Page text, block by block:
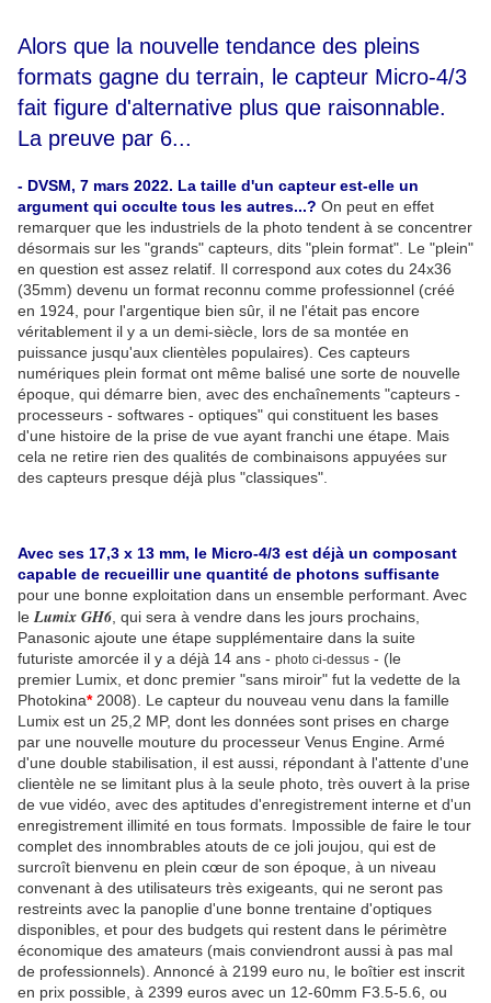
Alors que la nouvelle tendance des pleins
formats gagne du terrain, le capteur Micro-4/3
fait figure d'alternative plus que raisonnable.
La preuve par 6...
- DVSM, 7 mars 2022. La taille d'un capteur est-elle un
argument qui occulte tous les autres...? On peut en effet
remarquer que les industriels de la photo tendent à se concentrer
désormais sur les "grands" capteurs, dits "plein format". Le "plein"
en question est assez relatif. Il correspond aux cotes du 24x36
(35mm) devenu un format reconnu comme professionnel (créé
en 1924, pour l'argentique bien sûr, il ne l'était pas encore
véritablement il y a un demi-siècle, lors de sa montée en
puissance jusqu'aux clientèles populaires). Ces capteurs
numériques plein format ont même balisé une sorte de nouvelle
époque, qui démarre bien, avec des enchaînements "capteurs -
processeurs - softwares - optiques" qui constituent les bases
d'une histoire de la prise de vue ayant franchi une étape. Mais
cela ne retire rien des qualités de combinaisons appuyées sur
des capteurs presque déjà plus "classiques".
Avec ses 17,3 x 13 mm, le Micro-4/3 est déjà un composant
capable de recueillir une quantité de photons suffisante
pour une bonne exploitation dans un ensemble performant. Avec
le Lumix GH6 , qui sera à vendre dans les jours prochains,
Panasonic ajoute une étape supplémentaire dans la suite
futuriste amorcée il y a déjà 14 ans - photo ci-dessus - (le
premier Lumix, et donc premier "sans miroir" fut la vedette de la
Photokina*2008). Le capteur du nouveau venu dans la famille
Lumix est un 25,2 MP, dont les données sont prises en charge
par une nouvelle mouture du processeur Venus Engine. Armé
d'une double stabilisation, il est aussi, répondant à l'attente d'une
clientèle ne se limitant plus à la seule photo, très ouvert à la prise
de vue vidéo, avec des aptitudes d'enregistrement interne et d'un
enregistrement illimité en tous formats. Impossible de faire le tour
complet des innombrables atouts de ce joli joujou, qui est de
surcroît bienvenu en plein cœur de son époque, à un niveau
convenant à des utilisateurs très exigeants, qui ne seront pas
restreints avec la panoplie d'une bonne trentaine d'optiques
disponibles, et pour des budgets qui restent dans le périmètre
économique des amateurs (mais conviendront aussi à pas mal
de professionnels). Annoncé à 2199 euro nu, le boîtier est inscrit
en prix possible, à 2399 euros avec un 12-60mm F3.5-5.6, ou